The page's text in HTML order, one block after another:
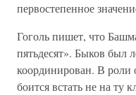
первостепенное
Гоголь пишет, что
пятьдесят». Быков был
координирован. В роли
боится встать не на ту